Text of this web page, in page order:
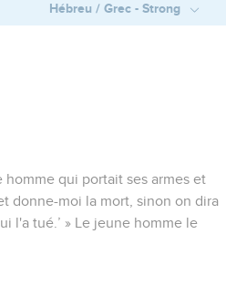
Hébreu / Grec - Strong
qui portait ses armes et
donne-moi la mort, sinon on dira
l'a tué.’ » Le jeune homme le